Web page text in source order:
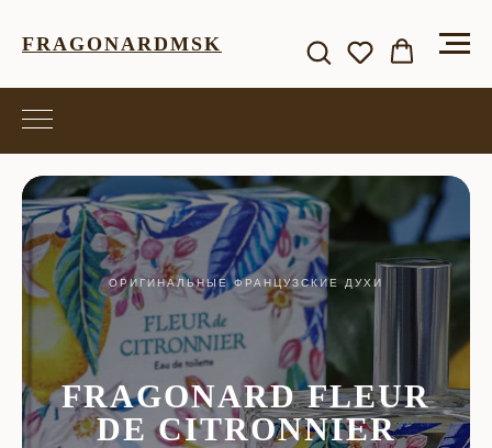
FRAGONARDMSK
FRAGONARD FLEUR
DE CITRONNIER
ОРИГИНАЛЬНЫЕ ФРАНЦУЗСКИЕ ДУХИ